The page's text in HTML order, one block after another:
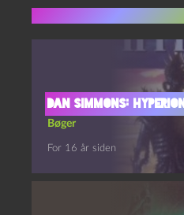
Dan Simmons: Hyperion
Bøger
For 16 år siden